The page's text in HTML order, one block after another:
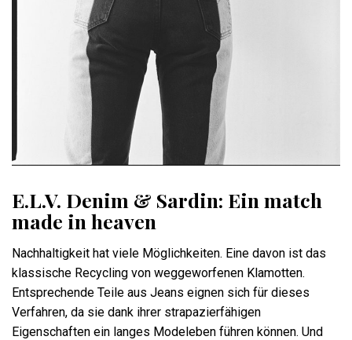
E.L.V. Denim & Sardin: Ein match
made in heaven
Nachhaltigkeit hat viele Möglichkeiten. Eine davon ist das
klassische Recycling von weggeworfenen Klamotten.
Entsprechende Teile aus Jeans eignen sich für dieses
Verfahren, da sie dank ihrer strapazierfähigen
Eigenschaften ein langes Modeleben führen können. Und